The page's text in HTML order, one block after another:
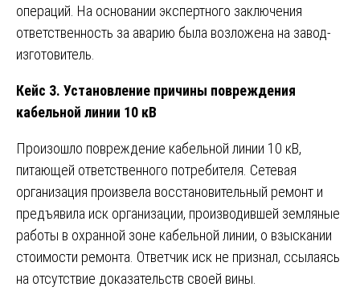
операций. На основании экспертного заключения
ответственность за аварию была возложена на завод-
изготовитель.
Кейс 3. Установление причины повреждения
кабельной линии 10 кВ
Произошло повреждение кабельной линии 10 кВ,
питающей ответственного потребителя. Сетевая
организация произвела восстановительный ремонт и
предъявила иск организации, производившей земляные
работы в охранной зоне кабельной линии, о взыскании
стоимости ремонта. Ответчик иск не признал, ссылаясь
на отсутствие доказательств своей вины.